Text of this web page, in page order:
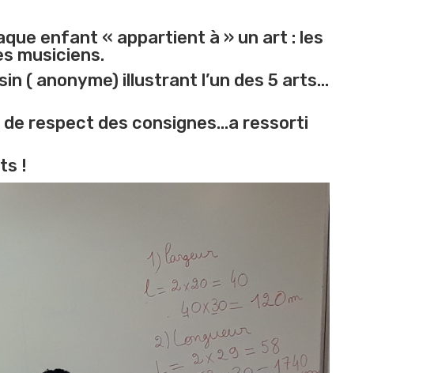
enfant « appartient à » un art : les
musiciens.
( anonyme) illustrant l’un des 5 arts…
respect des consignes…a ressorti
!